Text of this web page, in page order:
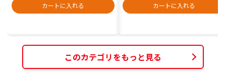
カートに入れる
カートに入れる
このカテゴリをもっと見る